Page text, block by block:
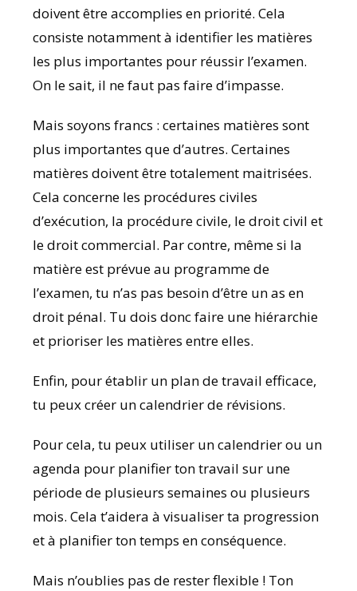
doivent être accomplies en priorité. Cela
consiste notamment à identifier les matières
les plus importantes pour réussir l’examen.
On le sait, il ne faut pas faire d’impasse.
Mais soyons francs : certaines matières sont
plus importantes que d’autres. Certaines
matières doivent être totalement maitrisées.
Cela concerne les procédures civiles
d’exécution, la procédure civile, le droit civil et
le droit commercial. Par contre, même si la
matière est prévue au programme de
l’examen, tu n’as pas besoin d’être un as en
droit pénal. Tu dois donc faire une hiérarchie
et prioriser les matières entre elles.
Enfin, pour établir un plan de travail efficace,
tu peux créer un calendrier de révisions.
Pour cela, tu peux utiliser un calendrier ou un
agenda pour planifier ton travail sur une
période de plusieurs semaines ou plusieurs
mois. Cela t’aidera à visualiser ta progression
et à planifier ton temps en conséquence.
Mais n’oublies pas de rester flexible ! Ton